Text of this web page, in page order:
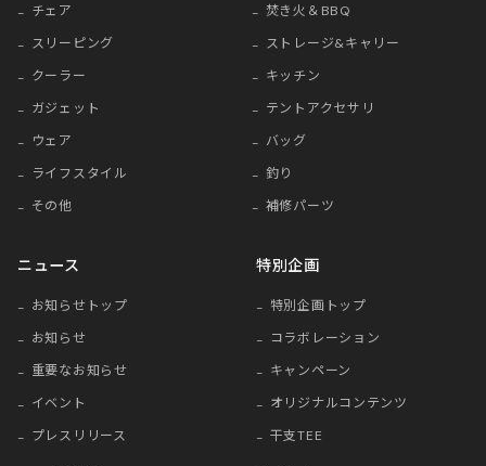
チェア
焚き火＆BBQ
スリーピング
ストレージ&キャリー
クーラー
キッチン
ガジェット
テントアクセサリ
ウェア
バッグ
ライフスタイル
釣り
その他
補修パーツ
ニュース
お知らせトップ
お知らせ
重要なお知らせ
イベント
プレスリリース
特別企画
特別企画トップ
コラボレーション
キャンペーン
オリジナルコンテンツ
干支TEE